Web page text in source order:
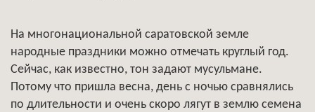
На многонациональной саратовской земле
народные праздники можно отмечать круглый год.
Сейчас, как известно, тон задают мусульмане.
Потому что пришла весна, день с ночью сравнялись
по длительности и очень скоро лягут в землю семена